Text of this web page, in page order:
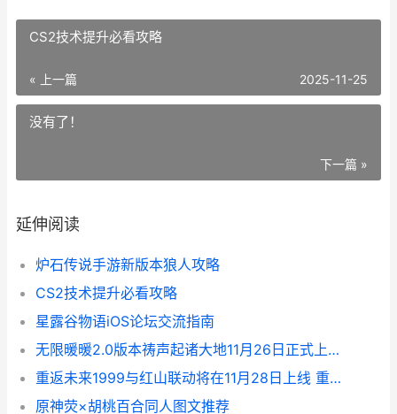
CS2技术提升必看攻略
« 上一篇 2025-11-25
没有了！
下一篇 »
延伸阅读
炉石传说手游新版本狼人攻略
CS2技术提升必看攻略
星露谷物语iOS论坛交流指南
无限暖暖2.0版本祷声起诸大地11月26日正式上线 暖暖无限金币版
重返未来1999与红山联动将在11月28日上线 重返未来1999与乐事联动
原神荧×胡桃百合同人图文推荐